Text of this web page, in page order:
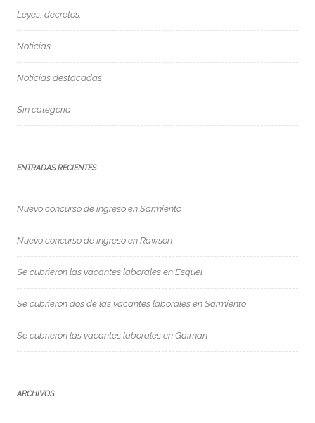
Leyes, decretos.
Noticias
Noticias destacadas
Sin categoría
ENTRADAS RECIENTES
Nuevo concurso de ingreso en Sarmiento
Nuevo concurso de Ingreso en Rawson
Se cubrieron las vacantes laborales en Esquel
Se cubrieron dos de las vacantes laborales en Sarmiento
Se cubrieron las vacantes laborales en Gaiman
ARCHIVOS